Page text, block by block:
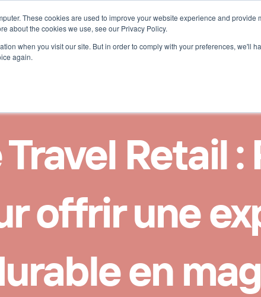
These cookies are used to improve your website experience and
about the cookies we use, see our Privacy Policy.
when you visit our site. But in order to comply with your preferences, we'll
again.
astuces
Retail
offrir une
en